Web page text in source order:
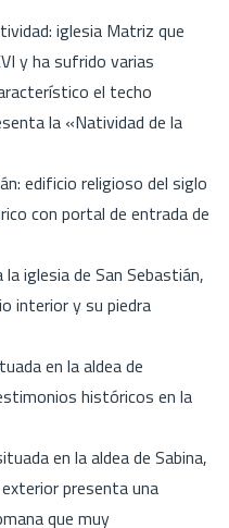
iglesia Matriz que
y ha sufrido varias
el techo
la «Natividad de la
edificio religioso del siglo
con portal de entrada de
iglesia de San Sebastián,
interior y su piedra
en la aldea de
históricos en la
en la aldea de Sabina,
presenta una
que muy